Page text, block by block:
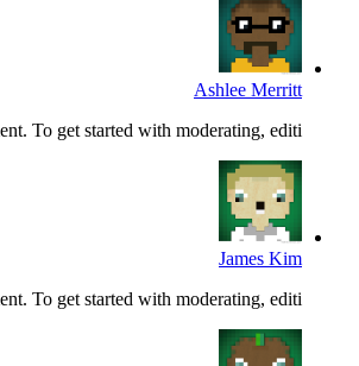
Ashlee Merritt
To get started with moderating, editi...
James Kim
To get started with moderating, editi...